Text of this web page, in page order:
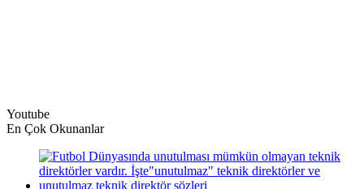
Youtube
En Çok Okunanlar